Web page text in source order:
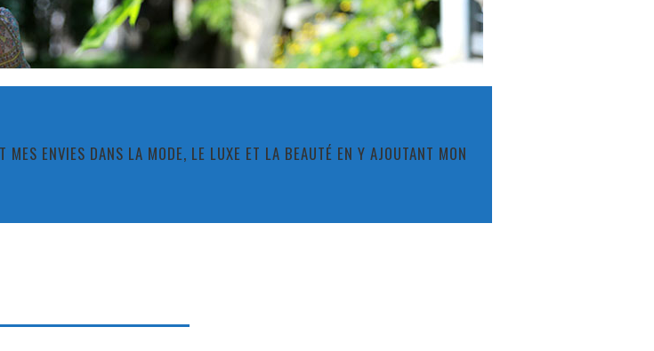
MES ENVIES DANS LA MODE, LE LUXE ET LA BEAUTÉ EN Y AJOUTANT MON